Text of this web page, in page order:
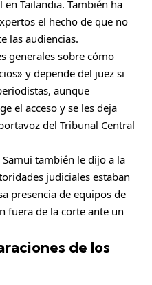
Tailandia. También ha
el hecho de que no
las audiencias.
generales sobre cómo
y depende del juez si
aunque
el acceso y se les deja
del Tribunal Central
también le dijo a la
judiciales estaban
presencia de equipos de
fuera de la corte ante un
de los